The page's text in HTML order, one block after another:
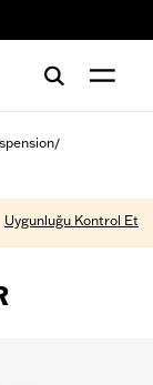
/
Uygunluğu Kontrol Et